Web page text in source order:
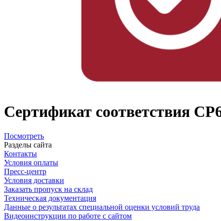
Сертификат соответствия
Посмотреть
Разделы сайта
Контакты
Условия оплаты
Пресс-центр
Условия доставки
Заказать пропуск на склад
Техническая документация
Данные о результатах специальной оценки условий труда
Видеоинструкции по работе с сайтом